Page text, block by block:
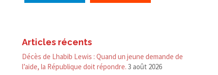
Articles récents
Décès de Lhabib Lewis : Quand un jeune demande de
l’aide, la République doit répondre. 3 août 2026